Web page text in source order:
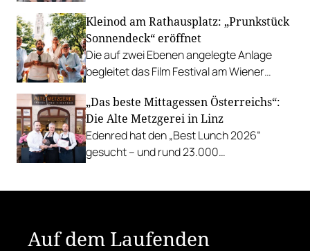
Richard Rauch kocht in der Riederalm
u.v.m.
Kleinod am Rathausplatz: „Prunkstück
Sonnendeck“ eröffnet
Die auf zwei Ebenen angelegte Anlage
begleitet das Film Festival am Wiener
mit Cocktails, Snacks und
Veranstaltungsprogramm.
„Das beste Mittagessen Österreichs“:
Die Alte Metzgerei in Linz
Edenred hat den „Best Lunch 2026“
gesucht – und rund 23.000
Auf dem Laufenden